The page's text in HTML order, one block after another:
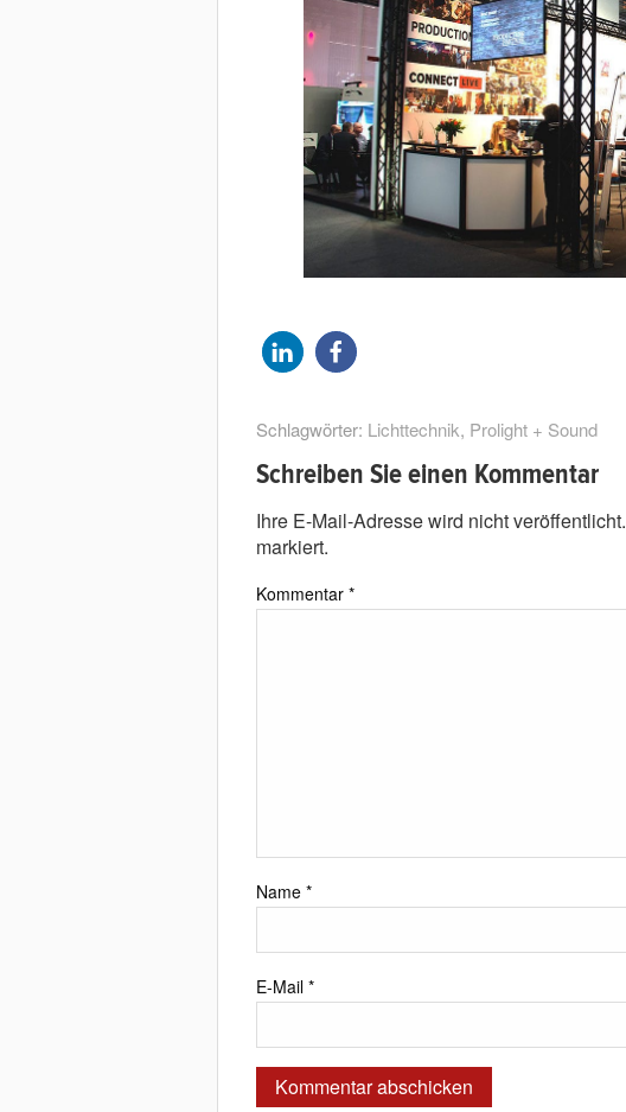
Schlagwörter: Lichttechnik, Prolight + Sound
Schreiben Sie einen Kommentar
Ihre E-Mail-Adresse wird nicht veröffentlicht.
markiert.
Kommentar *
Name *
E-Mail *